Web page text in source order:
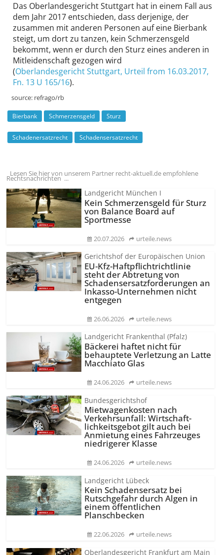
Das Oberlandes­gericht Stuttgart hat in einem Fall aus
dem Jahr 2017 entschieden, dass derjenige, der
zusammen mit anderen Personen auf eine Bierbank
steigt, um dort zu tanzen, kein Schmerzens­geld
bekommt, wenn er durch den Sturz eines anderen in
Mitleiden­schaft gezogen wird
(Oberlandesgericht Stuttgart, Urteil from 16.03.2017,
Fn. 13 U 165/16).
source: refrago/rb
Bierbank Schmerzensgeld Sturz
Schadenersatzrecht Schadensersatzrecht
Lesen Sie hier von unserem Partner recht-aktuell.de empfohlene
Rechtsnachrichten ...
Landgericht München I
Kein Schmerzensgeld für Sturz
von Balance Board auf
Sportmesse
20.07.2026 urteile.news
Gerichtshof der Europäischen Union
EU-Kfz-Haftpflicht­richtlinie
steht der Abtretung von
Schadenser­satzforderungen an
Inkasso-Unternehmen nicht
entgegen
26.06.2026 urteile.news
Landgericht Frankenthal (Pfalz)
Bäckerei haftet nicht für
behauptete Verletzung an Latte
Macchiato Glas
24.06.2026 urteile.news
Bundesgerichtshof
Mietwagenkosten nach
Verkehrsunfall: Wirtschaft­
lichkeitsgebot gilt auch bei
Anmietung eines Fahrzeuges
niedrigerer Klasse
24.06.2026 urteile.news
Landgericht Lübeck
Kein Schadensersatz bei
Rutschgefahr durch Algen in
einem öffentlichen
Planschbecken
22.06.2026 urteile.news
Oberlandesgericht Frankfurt am Main